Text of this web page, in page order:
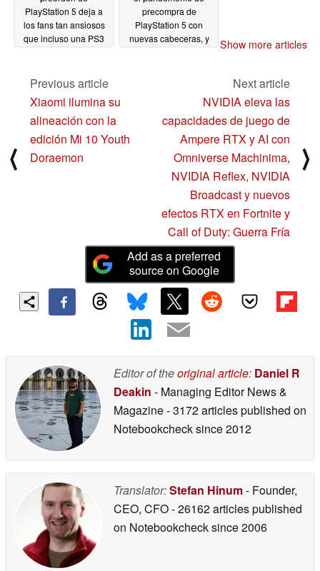
PlayStation 5 deja a
los fans tan ansiosos
que incluso una PS3
proporcionan un breve
PS5 09/04/2020
precompra de
PlayStation 5 con
nuevas cabeceras, y
Tempest, pero no hay
salida óptica de audio.
09/03/2020
Show more articles
⟨
Previous article
Xiaomi ilumina su
alineación con la
edición Mi 10 Youth
Doraemon
Next article
NVIDIA eleva las
capacidades de juego de
Ampere RTX y AI con
Omniverse Machinima,
NVIDIA Reflex, NVIDIA
Broadcast y nuevos
efectos RTX en Fortnite y
Call of Duty: Guerra Fría
⟩
Add as a preferred
source on Google
Editor of theoriginal article: Daniel R
Deakin - Managing Editor News &
Magazine- 3172 articles published on
Notebookchecksince 2012
Translator:Stefan Hinum- Founder,
CEO, CFO- 26162 articles published
on Notebookchecksince 2006